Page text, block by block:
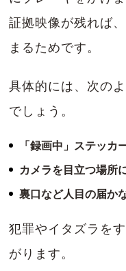
証拠映像が残れば
まるためです。
具体的には、次の
でしょう。
「録画中」ステッカ
カメラを目立つ場所
裏口など人目の届か
犯罪やイタズラを
がります。